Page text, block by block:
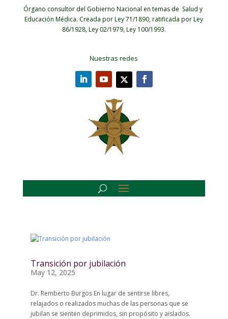
Órgano consultor del Gobierno Nacional en temas de Salud y
Educación Médica. Creada por Ley 71/1890, ratificada por Ley
86/1928, Ley 02/1979, Ley 100/1993.
Nuestras redes
Transición por jubilación
May 12, 2025
Dr. Remberto Burgos En lugar de sentirse libres,
relajados o realizados muchas de las personas que se
jubilan se sienten deprimidos, sin propósito y aislados.